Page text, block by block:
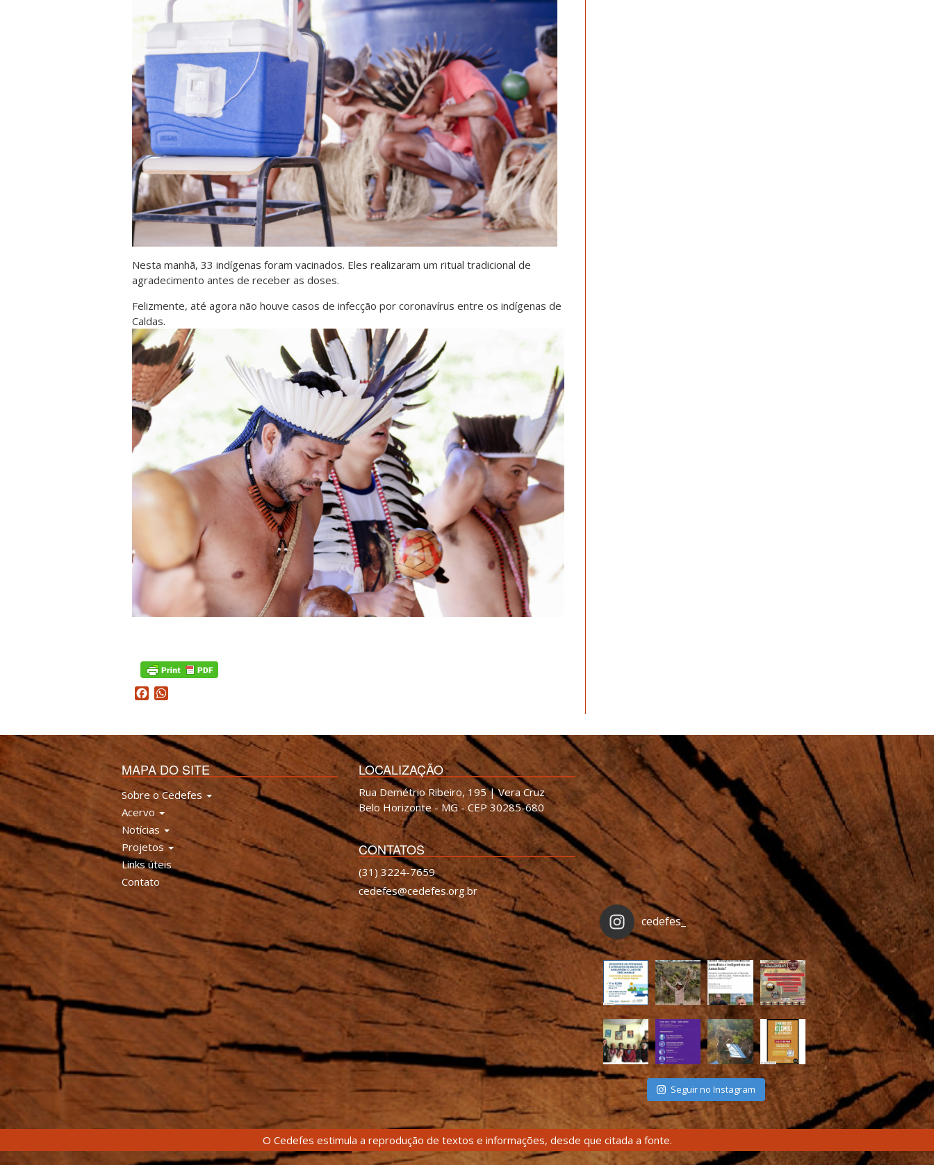
Nesta manhã, 33 indígenas foram vacinados. Eles realizaram um ritual tradicional de
agradecimento antes de receber as doses.
Felizmente, até agora não houve casos de infecção por coronavírus entre os indígenas de
Caldas.
Facebook
MAPA DO SITE
Sobre o Cedefes
Acervo
Notícias
Projetos
Links úteis
Contato
LOCALIZAÇÃO
Rua Demétrio Ribeiro, 195 | Vera Cruz
Belo Horizonte - MG - CEP 30285-680
CONTATOS
(31) 3224-7659
cedefes@cedefes.org.br
cedefes_
Seguir no Instagram
O Cedefes estimula a reprodução de textos e informações, desde que citada a fonte.